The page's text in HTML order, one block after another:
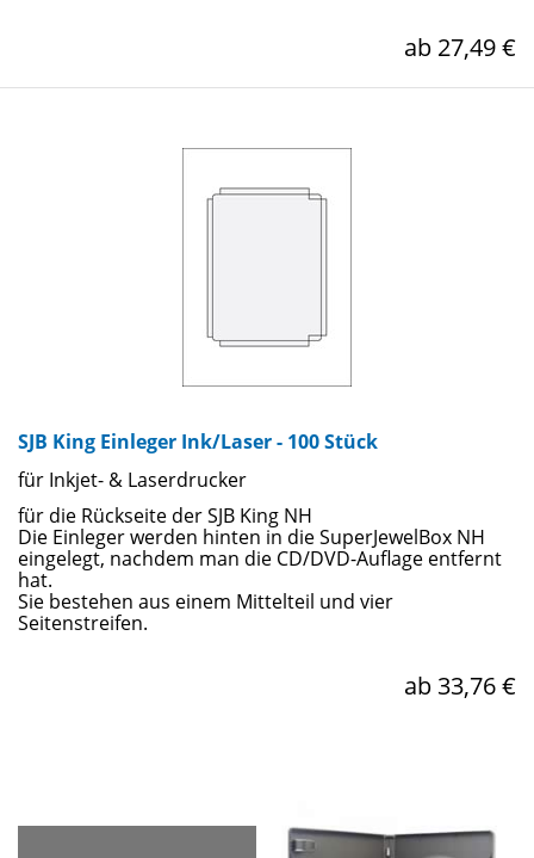
ab 27,49 €
SJB King Einleger Ink/Laser - 100 Stück
für Inkjet- & Laserdrucker
für die Rückseite der SJB King NH
Die Einleger werden hinten in die SuperJewelBox NH
eingelegt, nachdem man die CD/DVD-Auflage entfernt
hat.
Sie bestehen aus einem Mittelteil und vier
Seitenstreifen.
ab 33,76 €